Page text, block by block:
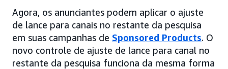
Agora, os anunciantes podem aplicar o ajuste
de lance para canais no restante da pesquisa
em suas campanhas de Sponsored Products. O
novo controle de ajuste de lance para canal no
restante da pesquisa funciona da mesma forma